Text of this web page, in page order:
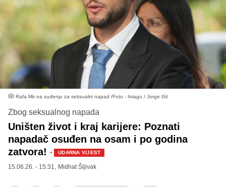
Rafa Mir na suđenju za seksualni napad /Foto - Imago / Jorge Gil
Zbog seksualnog napada
Uništen život i kraj karijere: Poznati
napadač osuđen na osam i po godina
zatvora! · UDARNA VIJEST
15.06.26. - 15:31, Midhat Šljivak